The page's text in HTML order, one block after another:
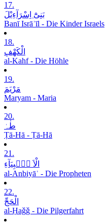
17.
بَنِیْٓ اِسْرَآءِیْلَ
Banī Isrāʾīl - Die Kinder Israels
18.
الْکَھْفِ
al-Kahf - Die Höhle
19.
مَرْیَمَ
Maryam - Maria
20.
طٰہٰ
Ṭā-Hā - Ṭā-Hā
21.
الْاَ نۡۢبِیَآءِ
al-Anbiyāʾ - Die Propheten
22.
الْحَجِّ
al-Ḥaǧǧ - Die Pilgerfahrt